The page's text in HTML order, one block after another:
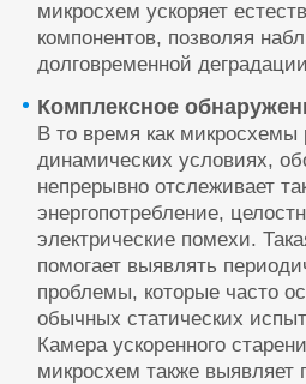
микросхем ускоряет
компонентов, позволяя
долговременной
Комплексное
В то время как микросхемы
динамических условиях,
непрерывно отслеживает
энергопотребление,
электрические помехи.
помогает выявлять
проблемы, которые часто
обычных статических
Камера ускоренного
микросхем также выявляет